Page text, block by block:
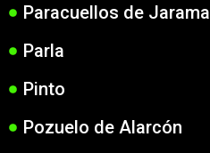
Paracuellos de Jarama
Parla
Pinto
Pozuelo de Alarcón